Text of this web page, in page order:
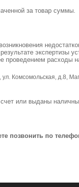
за товар суммы.
экспертизы
проведением расходы
ул. Комсомольская, д.8,
или выданы
по